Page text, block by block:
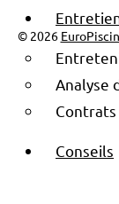
Analyse
Conseils
© 2026